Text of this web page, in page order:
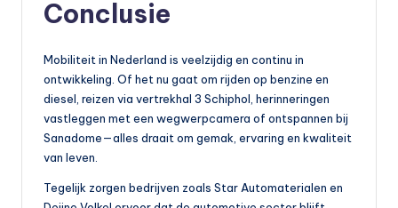
Conclusie
Mobiliteit in Nederland is veelzijdig en continu in
ontwikkeling. Of het nu gaat om rijden op benzine en
diesel, reizen via vertrekhal 3 Schiphol, herinneringen
vastleggen met een wegwerpcamera of ontspannen bij
Sanadome—alles draait om gemak, ervaring en kwaliteit
van leven.
Tegelijk zorgen bedrijven zoals Star Automaterialen en